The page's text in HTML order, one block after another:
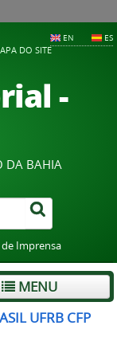
EN ES
DO SITE
-
DA BAHIA
de Imprensa
MENU
UFRB CFP